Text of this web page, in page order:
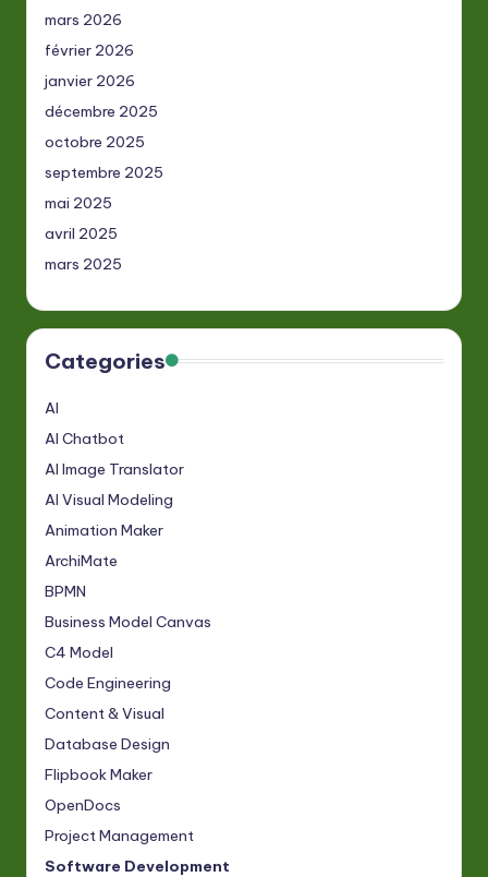
mars 2026
février 2026
janvier 2026
décembre 2025
octobre 2025
septembre 2025
mai 2025
avril 2025
mars 2025
Categories
AI
AI Chatbot
AI Image Translator
AI Visual Modeling
Animation Maker
ArchiMate
BPMN
Business Model Canvas
C4 Model
Code Engineering
Content & Visual
Database Design
Flipbook Maker
OpenDocs
Project Management
Software Development